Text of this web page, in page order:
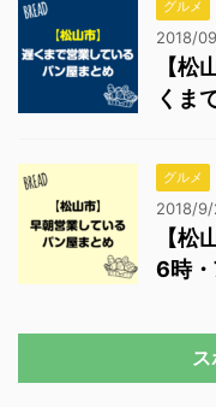
グルメ
2018/
【松
くま
グルメ
2018/
【松
6時